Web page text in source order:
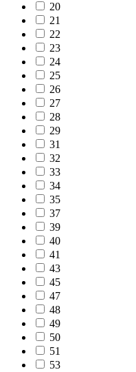
20
21
22
23
24
25
26
27
28
29
31
32
33
34
35
37
39
40
41
43
45
47
48
49
50
51
53